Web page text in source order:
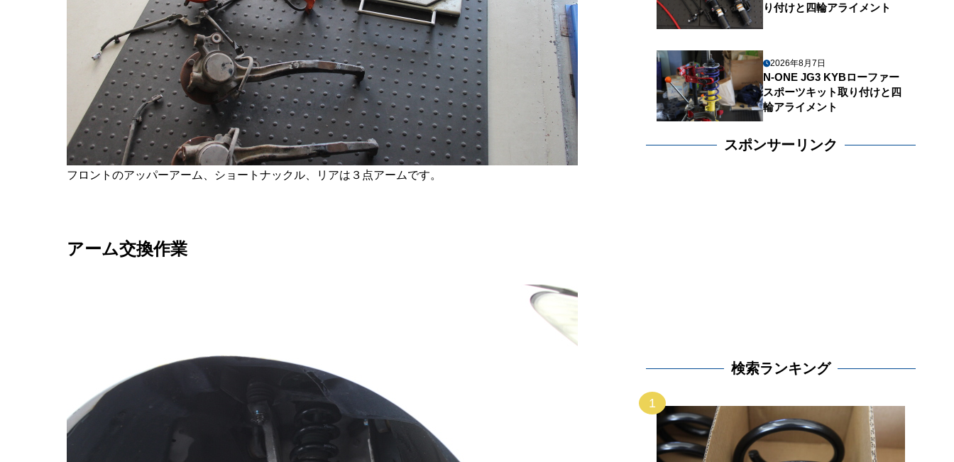
フロントのアッパーアーム、ショートナックル、リアは３点アームです。
アーム交換作業
り付けと四輪アライメント
2026年8月7日
N-ONE JG3 KYBローファー
スポーツキット取り付けと四
輪アライメント
スポンサーリンク
検索ランキング
1